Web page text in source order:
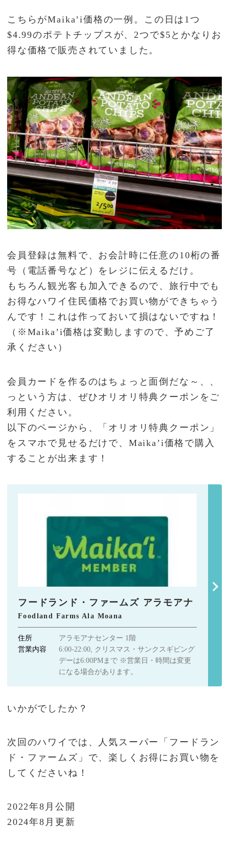
こちらがMaika’i価格の一例。この日は1つ
$4.99のポテトチップスが、2つで$5とかなりお
得な価格で販売されていました。
会員登録は無料で、お会計時に任意の10桁の番
号（電話番号など）をレジに伝えるだけ。
もちろん観光客も加入できるので、旅行中でも
お得なハワイ住民価格でお買い物ができちゃう
んです！これは作っておいて損はないですね！
（※Maika’i価格は変動しますので、予めご了
承ください）
会員カードを作るのはちょっと面倒だな～、、
っという方は、ぜひオリオリ特典クーポンをご
利用ください。
以下のページから、「オリオリ特典クーポン」
をスマホで見せるだけで、Maika’i価格で購入
することが出来ます！
フードランド・ファームズ アラモアナ
Foodland Farms Ala Moana
住所
アラモアナセンター 1階
営業内容
6:00-22:00, クリスマス・サンクスギビング
デーは6:00PMまで ※営業日・時間は変更
になる場合があります。
いかがでしたか？
次回のハワイでは、人気スーパー「フードラン
ド・ファームズ」で、楽しくお得にお買い物を
してくださいね！
2022年8月公開
2024年8月更新